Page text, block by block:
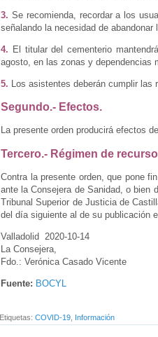
3. Se recomienda, recordar a los
señalando la necesidad de
4. El titular del cementerio
agosto, en las zonas y dependencias
5. Los asistentes deberán cumplir las
Segundo.- Efectos.
La presente orden producirá efectos
Tercero.- Régimen de
Contra la presente orden, que pone
ante la Consejera de Sanidad, o bien
Tribunal Superior de Justicia de
del día siguiente al de su publicación
Valladolid 2020-10-14
La Consejera,
Fdo.: Verónica Casado Vicente
Fuente: BOCYL
Etiquetas: COVID-19 Información